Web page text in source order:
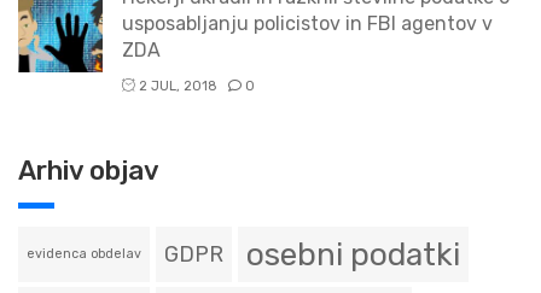
usposabljanju policistov in FBI agentov v
ZDA
2 JUL, 2018 0
Arhiv objav
evidenca obdelav GDPR osebni podatki